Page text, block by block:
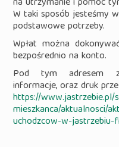
W taki sposób jesteśmy
podstawowe potrzeby.
Wpłat można
bezpośrednio na konto.
Pod tym adresem
informacje, oraz druk
https://
mieszkanca/aktualnosci/
uchodzcow-w-jastrzebiu-